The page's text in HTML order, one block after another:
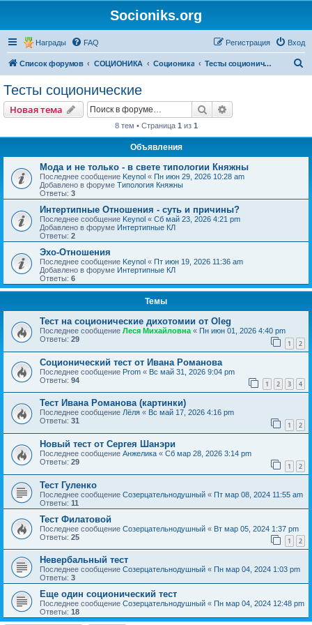
Socioniks.org
Награды FAQ Вход
Регистрация
Список форумов СОЦИОНИКА Соционика Тесты соционические
Тесты соционические
Новая тема Поиск
8 тем • Страница 1 из 1
Объявления
Мода и не только - в свете типологии Княжны
Последнее сообщение Keynol « Пн июн 29, 2026 10:28 am
Добавлено в форуме Типология Княжны
Ответы: 3
Интертипные Отношения - суть и причины?
Последнее сообщение Keynol « Сб май 23, 2026 4:21 pm
Добавлено в форуме Интертипные КЛ
Ответы: 2
Эхо-Отношения
Последнее сообщение Keynol « Пт июн 19, 2026 11:36 am
Добавлено в форуме Интертипные КЛ
Ответы: 6
Темы
Тест на соционические дихотомии от Oleg
Последнее сообщение Леся Михайловна « Пн июн 01, 2026 4:40 pm
Ответы: 29 1 2
Соционический тест от Ивана Романова
Последнее сообщение Prom « Вс май 31, 2026 9:04 pm
Ответы: 94 1 2 3 4
Тест Ивана Романова (картинки)
Последнее сообщение Лёля « Вс май 17, 2026 4:16 pm
Ответы: 31 1 2
Новый тест от Сергея Шанэри
Последнее сообщение Анжелика « Сб мар 28, 2026 3:14 pm
Ответы: 29 1 2
Тест Гуленко
Последнее сообщение Созерцательнодушный « Пт мар 08, 2024 11:55 am
Ответы: 11
Тест Филатовой
Последнее сообщение Созерцательнодушный « Вт мар 05, 2024 1:37 pm
Ответы: 25 1 2
Невербальный тест
Последнее сообщение Созерцательнодушный « Пн мар 04, 2024 1:03 pm
Ответы: 3
Еще один соционический тест
Последнее сообщение Созерцательнодушный « Пн мар 04, 2024 12:48 pm
Ответы: 18